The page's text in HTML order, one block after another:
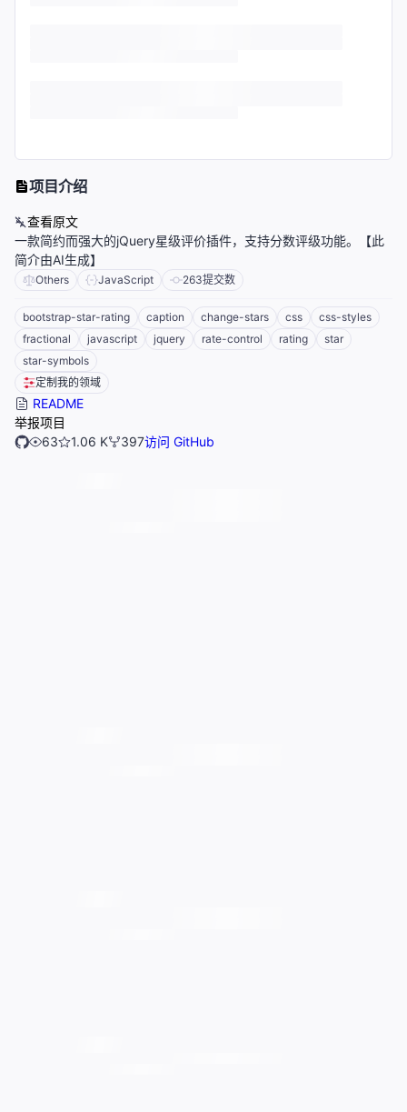
项目介绍
查看原文
一款简约而强大的jQuery星级评价插件，支持分数评级功能。【此
简介由AI生成】
Others JavaScript 263提交数
bootstrap-star-rating caption change-stars css
css-styles
fractional
javascript jquery rate-control rating
star
star-symbols
定制我的领域
README
举报项目
63
1.06 K 397访问 GitHub